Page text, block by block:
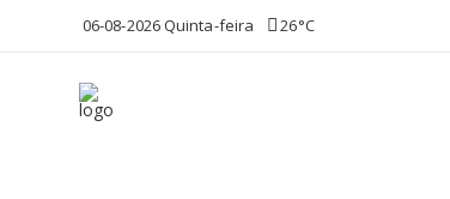
06-08-2026 Quinta-feira 26°C